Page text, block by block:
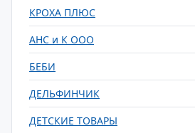
КРОХА ПЛЮС
АНС и К ООО
БЕБИ
ДЕЛЬФИНЧИК
ДЕТСКИЕ ТОВАРЫ